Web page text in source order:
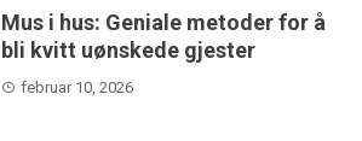
Mus i hus: Geniale metoder for å
bli kvitt uønskede gjester
februar 10, 2026